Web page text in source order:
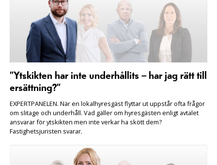
”Ytskikten har inte underhållits – har jag rätt till
ersättning?”
EXPERTPANELEN. När en lokalhyresgäst flyttar ut uppstår ofta frågor
om slitage och underhåll. Vad gäller om hyresgästen enligt avtalet
ansvarar för ytskikten men inte verkar ha skött dem?
Fastighetsjuristen svarar.